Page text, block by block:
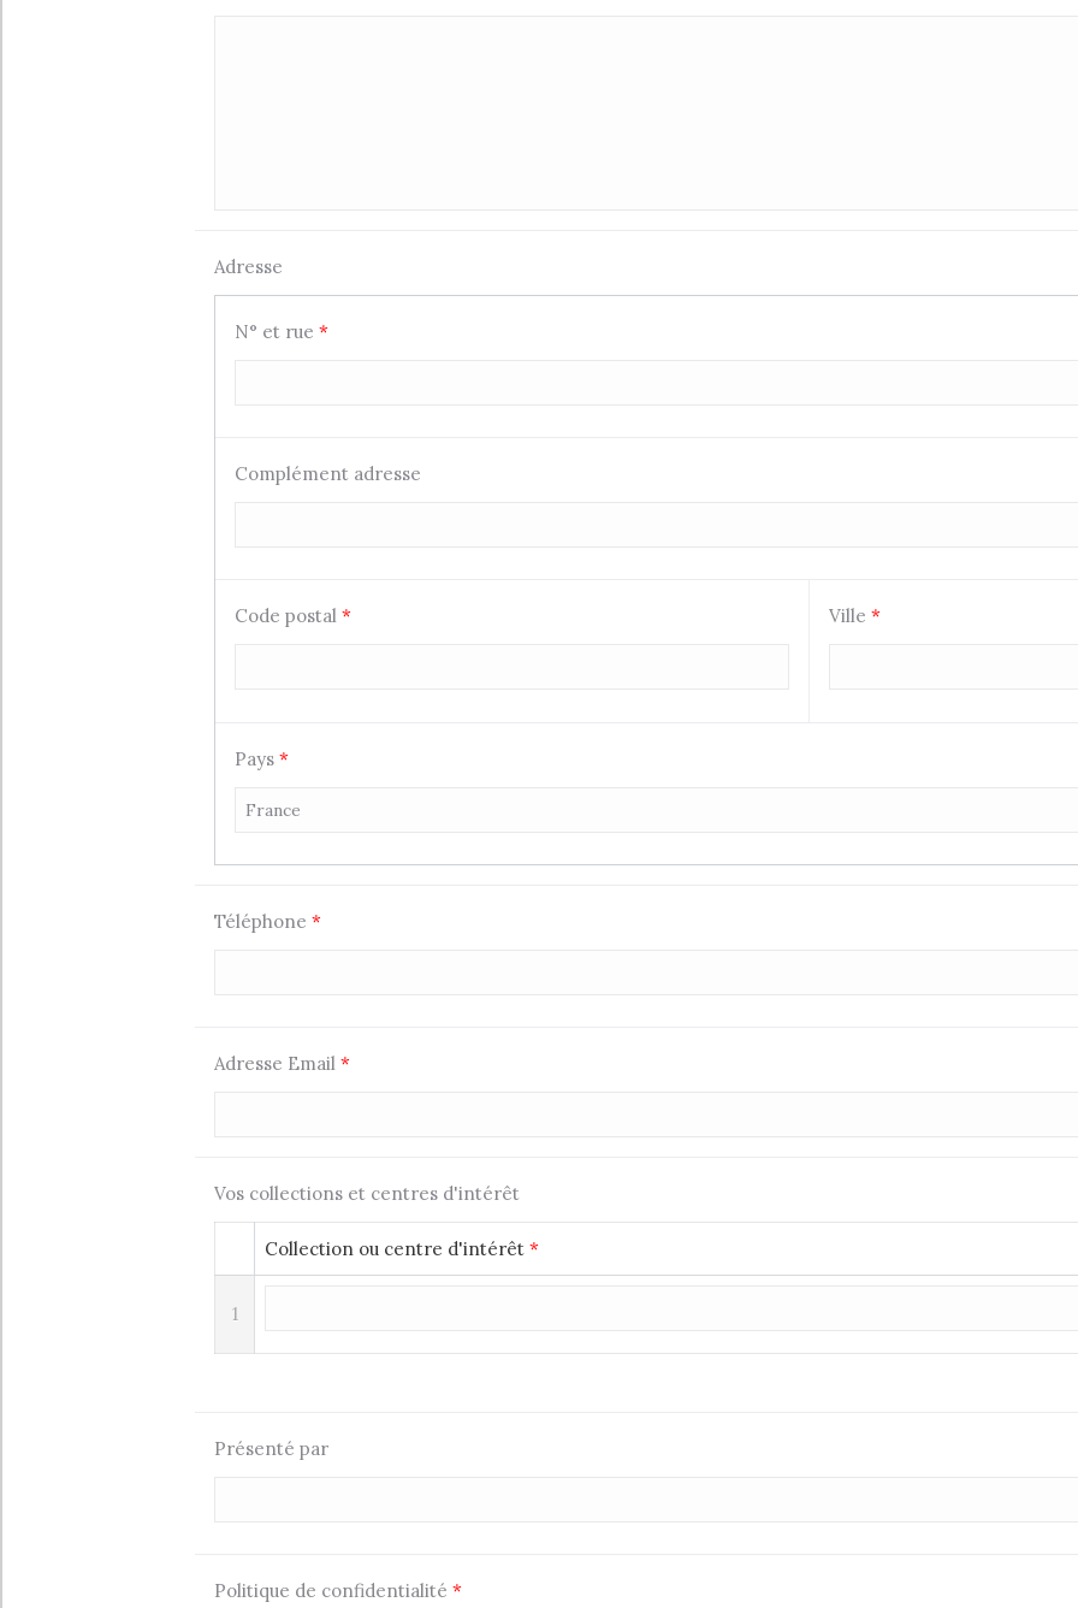
Adresse
N° et rue *
Complément adresse
Code postal * Ville *
Pays *
Téléphone *
Adresse Email *
Vos collections et centres d'intérêt
Collection ou centre d'intérêt *
1
Présenté par
Politique de confidentialité *